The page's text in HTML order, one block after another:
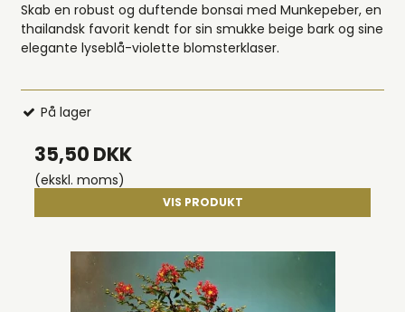
Skab en robust og duftende bonsai med Munkepeber, en
thailandsk favorit kendt for sin smukke beige bark og sine
elegante lyseblå-violette blomsterklaser.
På lager
35,50 DKK
(ekskl. moms)
VIS PRODUKT